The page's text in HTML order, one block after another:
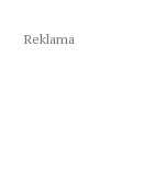
Reklama